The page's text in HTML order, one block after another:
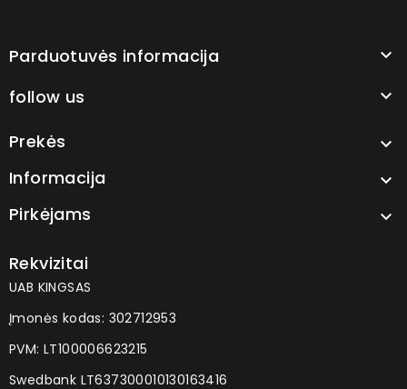
Parduotuvės informacija 
follow us 
Prekės 
Informacija 
Pirkėjams 
Rekvizitai
UAB KINGSAS
Įmonės kodas: 302712953
PVM: LT100006623215
Swedbank LT637300010130163416